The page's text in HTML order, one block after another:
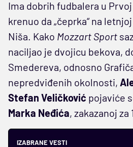
Ima dobrih fudbalera u
krenuo da „čeprka“ na
Niša. Kako Mozzart Sport
naciljao je dvojicu bekova,
Smedereva, odnosno
nepredviđenih okolnosti,
Stefan Veličković pojaviće
Marka Neđića, zakazanoj za
IZABRANE VESTI